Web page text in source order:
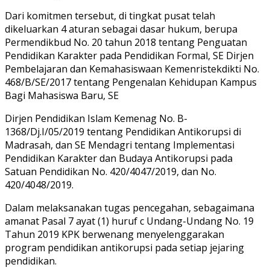
Dari komitmen tersebut, di tingkat pusat telah
dikeluarkan 4 aturan sebagai dasar hukum, berupa
Permendikbud No. 20 tahun 2018 tentang Penguatan
Pendidikan Karakter pada Pendidikan Formal, SE Dirjen
Pembelajaran dan Kemahasiswaan Kemenristekdikti No.
468/B/SE/2017 tentang Pengenalan Kehidupan Kampus
Bagi Mahasiswa Baru, SE
Dirjen Pendidikan Islam Kemenag No. B-
1368/Dj.I/05/2019 tentang Pendidikan Antikorupsi di
Madrasah, dan SE Mendagri tentang Implementasi
Pendidikan Karakter dan Budaya Antikorupsi pada
Satuan Pendidikan No. 420/4047/2019, dan No.
420/4048/2019.
Dalam melaksanakan tugas pencegahan, sebagaimana
amanat Pasal 7 ayat (1) huruf c Undang-Undang No. 19
Tahun 2019 KPK berwenang menyelenggarakan
program pendidikan antikorupsi pada setiap jejaring
pendidikan.